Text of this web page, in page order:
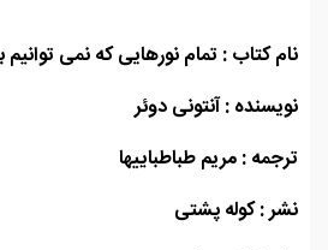
کتاب : تمام نورهایی که نمی توانیم ببینیم
: آنتونی دوئر
: مریم طباطباییها
: کوله پشتی